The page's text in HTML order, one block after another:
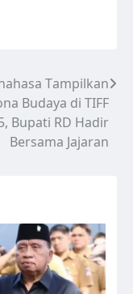
Tampilkan
Budaya di TIFF
Bupati RD Hadir
Bersama Jajaran